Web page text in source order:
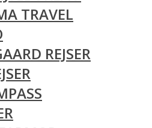
TRAVEL
REJSER